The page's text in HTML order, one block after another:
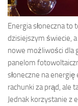
Energia słoneczna
dzisiejszym świecie,
nowe możliwości dla
panelom
słoneczne na
rachunki za prąd, ale
Jednak korzystanie z